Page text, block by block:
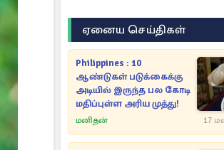
ஏனைய செய்திகள்
Philippines : 10
ஆண்டுகள் படுக்கைக்கு
அடியில் இருந்த பல கோடி
மதிப்புள்ள அரிய முத்து!
மனிதன் 17